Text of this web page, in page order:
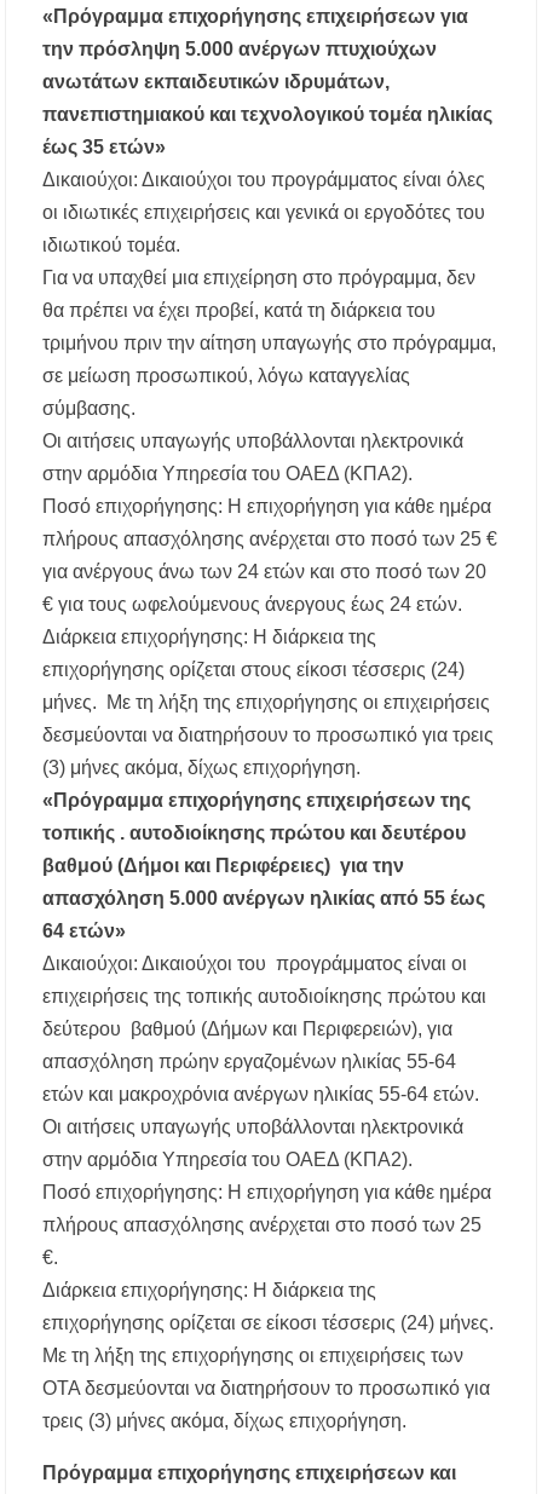
«Πρόγραμμα επιχορήγησης επιχειρήσεων για
την πρόσληψη 5.000 ανέργων πτυχιούχων
ανωτάτων εκπαιδευτικών ιδρυμάτων,
πανεπιστημιακού και τεχνολογικού τομέα ηλικίας
έως 35 ετών»
Δικαιούχοι: Δικαιούχοι του προγράμματος είναι όλες
οι ιδιωτικές επιχειρήσεις και γενικά οι εργοδότες του
ιδιωτικού τομέα.
Για να υπαχθεί μια επιχείρηση στο πρόγραμμα, δεν
θα πρέπει να έχει προβεί, κατά τη διάρκεια του
τριμήνου πριν την αίτηση υπαγωγής στο πρόγραμμα,
σε μείωση προσωπικού, λόγω καταγγελίας
σύμβασης.
Οι αιτήσεις υπαγωγής υποβάλλονται ηλεκτρονικά
στην αρμόδια Υπηρεσία του ΟΑΕΔ (ΚΠΑ2).
Ποσό επιχορήγησης: Η επιχορήγηση για κάθε ημέρα
πλήρους απασχόλησης ανέρχεται στο ποσό των 25 €
για ανέργους άνω των 24 ετών και στο ποσό των 20
€ για τους ωφελούμενους άνεργους έως 24 ετών.
Διάρκεια επιχορήγησης: Η διάρκεια της
επιχορήγησης ορίζεται στους είκοσι τέσσερις (24)
μήνες. Με τη λήξη της επιχορήγησης οι επιχειρήσεις
δεσμεύονται να διατηρήσουν το προσωπικό για τρεις
(3) μήνες ακόμα, δίχως επιχορήγηση.
«Πρόγραμμα επιχορήγησης επιχειρήσεων της
τοπικής . αυτοδιοίκησης πρώτου και δευτέρου
βαθμού (Δήμοι και Περιφέρειες) για την
απασχόληση 5.000 ανέργων ηλικίας από 55 έως
64 ετών»
Δικαιούχοι: Δικαιούχοι του προγράμματος είναι οι
επιχειρήσεις της τοπικής αυτοδιοίκησης πρώτου και
δεύτερου βαθμού (Δήμων και Περιφερειών), για
απασχόληση πρώην εργαζομένων ηλικίας 55-64
ετών και μακροχρόνια ανέργων ηλικίας 55-64 ετών.
Οι αιτήσεις υπαγωγής υποβάλλονται ηλεκτρονικά
στην αρμόδια Υπηρεσία του ΟΑΕΔ (ΚΠΑ2).
Ποσό επιχορήγησης: Η επιχορήγηση για κάθε ημέρα
πλήρους απασχόλησης ανέρχεται στο ποσό των 25
€.
Διάρκεια επιχορήγησης: Η διάρκεια της
επιχορήγησης ορίζεται σε είκοσι τέσσερις (24) μήνες.
Με τη λήξη της επιχορήγησης οι επιχειρήσεις των
ΟΤΑ δεσμεύονται να διατηρήσουν το προσωπικό για
τρεις (3) μήνες ακόμα, δίχως επιχορήγηση.
Πρόγραμμα επιχορήγησης επιχειρήσεων και